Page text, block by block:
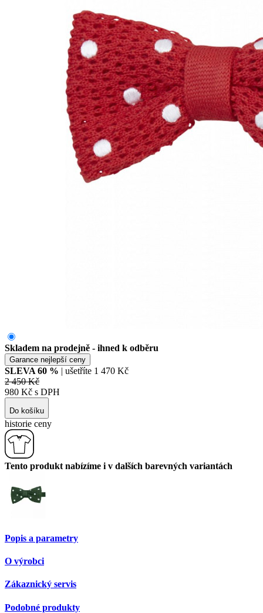
Skladem na prodejně - ihned k odběru
Garance nejlepší ceny
SLEVA 60 % | ušetříte 1 470 Kč
2 450 Kč
980 Kč s DPH
Do košíku
historie ceny
Tento produkt nabízíme i v dalších barevných variantách
Popis a parametry
O výrobci
Zákaznický servis
Podobné produkty